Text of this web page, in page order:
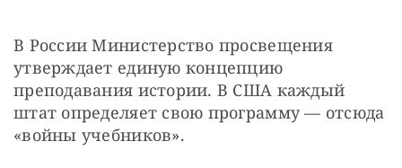
В России Министерство просвещения
утверждает единую концепцию
преподавания истории. В США каждый
штат определяет свою программу — отсюда
«войны учебников».